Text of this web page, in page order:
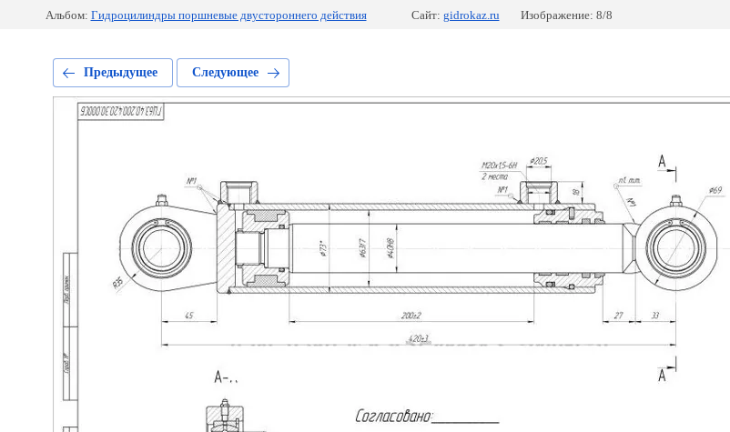
Альбом: Гидроцилиндры поршневые двустороннего действия Сайт: gidrokaz.ru Изображение: 8/8
Предыдущее Следующее